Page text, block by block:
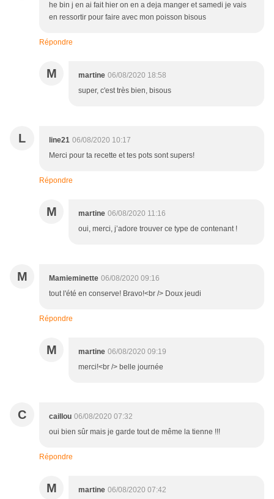
he bin j en ai fait hier on en a deja manger et samedi je vais
en ressortir pour faire avec mon poisson bisous
Répondre
M martine 06/08/2020 18:58
super, c'est très bien, bisous
L line21 06/08/2020 10:17
Merci pour ta recette et tes pots sont supers!
Répondre
M martine 06/08/2020 11:16
oui, merci, j’adore trouver ce type de contenant !
M Mamieminette 06/08/2020 09:16
tout l'été en conserve! Bravo!<br /> Doux jeudi
Répondre
M martine 06/08/2020 09:19
merci!<br /> belle journée
C caillou 06/08/2020 07:32
oui bien sûr mais je garde tout de même la tienne !!!
Répondre
M martine 06/08/2020 07:42